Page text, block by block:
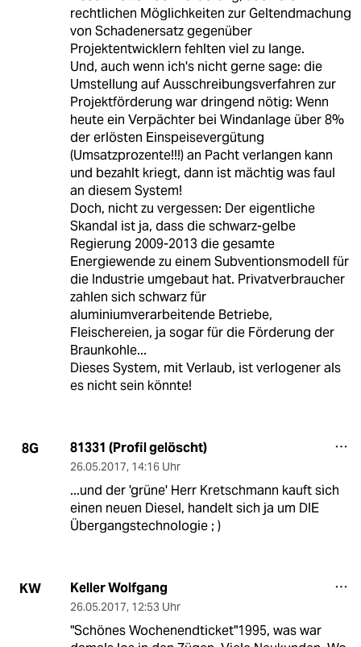
rechtlichen Möglichkeiten zur Geltendmachung
von Schadenersatz gegenüber
Projektentwicklern fehlten viel zu lange.
Und, auch wenn ich's nicht gerne sage: die
Umstellung auf Ausschreibungsverfahren zur
Projektförderung war dringend nötig: Wenn
heute ein Verpächter bei Windanlage über 8%
der erlösten Einspeisevergütung
(Umsatzprozente!!!) an Pacht verlangen kann
und bezahlt kriegt, dann ist mächtig was faul
an diesem System!
Doch, nicht zu vergessen: Der eigentliche
Skandal ist ja, dass die schwarz-gelbe
Regierung 2009-2013 die gesamte
Energiewende zu einem Subventionsmodell für
die Industrie umgebaut hat. Privatverbraucher
zahlen sich schwarz für
aluminiumverarbeitende Betriebe,
Fleischereien, ja sogar für die Förderung der
Braunkohle...
Dieses System, mit Verlaub, ist verlogener als
es nicht sein könnte!
8G 81331 (Profil gelöscht)
26.05.2017, 14:16 Uhr
...und der 'grüne' Herr Kretschmann kauft sich
einen neuen Diesel, handelt sich ja um DIE
Übergangstechnologie ; )
KW Keller Wolfgang
26.05.2017, 12:53 Uhr
"Schönes Wochenendticket"1995, was war